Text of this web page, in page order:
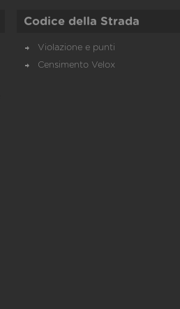
Codice della Strada
Violazione e punti
Censimento Velox